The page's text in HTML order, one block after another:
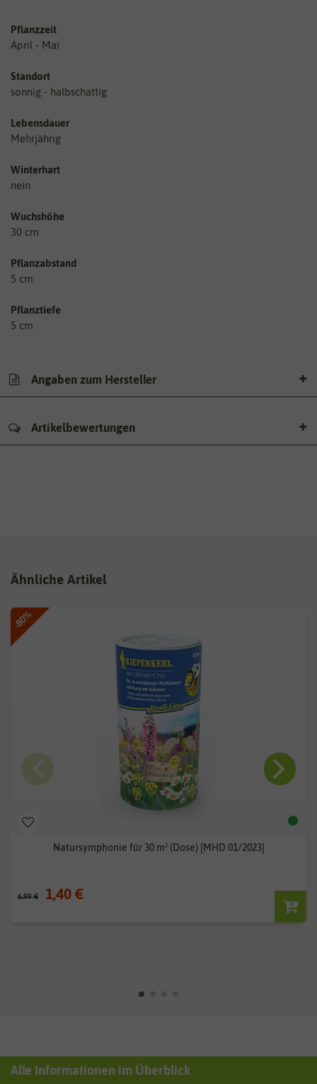
Pflanzzeit
April - Mai
Standort
sonnig - halbschattig
Lebensdauer
Mehrjährig
Winterhart
nein
Wuchshöhe
30 cm
Pflanzabstand
5 cm
Pflanztiefe
5 cm
Angaben zum Hersteller
Artikelbewertungen
Ähnliche Artikel
-80%
Natursymphonie für 30 m² (Dose) [MHD 01/2023]
6,99 € 1,40 €
Alle Informationen im Überblick